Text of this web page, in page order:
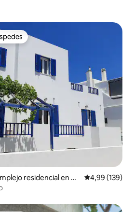
más destacados
residencial en Mil
Calificación
4,99 (139)